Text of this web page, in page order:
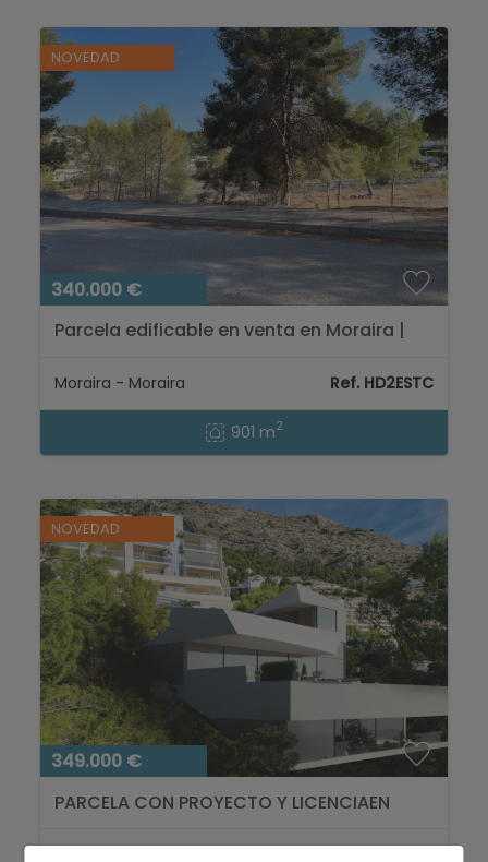
NOVEDAD
340.000 €
Parcela edificable en venta en Moraira |
Moraira - Moraira Ref. HD2ESTC
901 m2
NOVEDAD
349.000 €
PARCELA CON PROYECTO Y LICENCIAEN